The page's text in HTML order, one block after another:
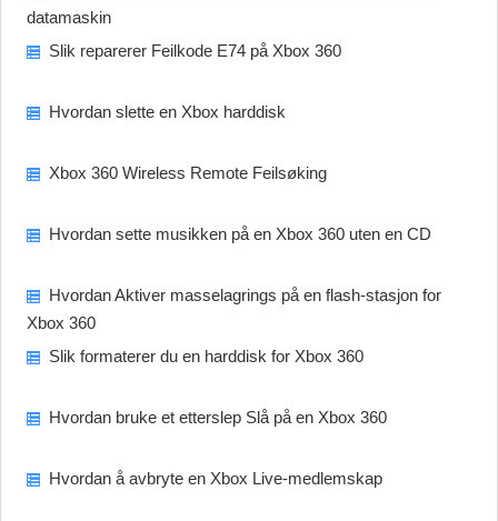
datamaskin
Slik reparerer Feilkode E74 på Xbox 360
Hvordan slette en Xbox harddisk
Xbox 360 Wireless Remote Feilsøking
Hvordan sette musikken på en Xbox 360 uten en CD
Hvordan Aktiver masselagrings på en flash-stasjon for
Xbox 360
Slik formaterer du en harddisk for Xbox 360
Hvordan bruke et etterslep Slå på en Xbox 360
Hvordan å avbryte en Xbox Live-medlemskap